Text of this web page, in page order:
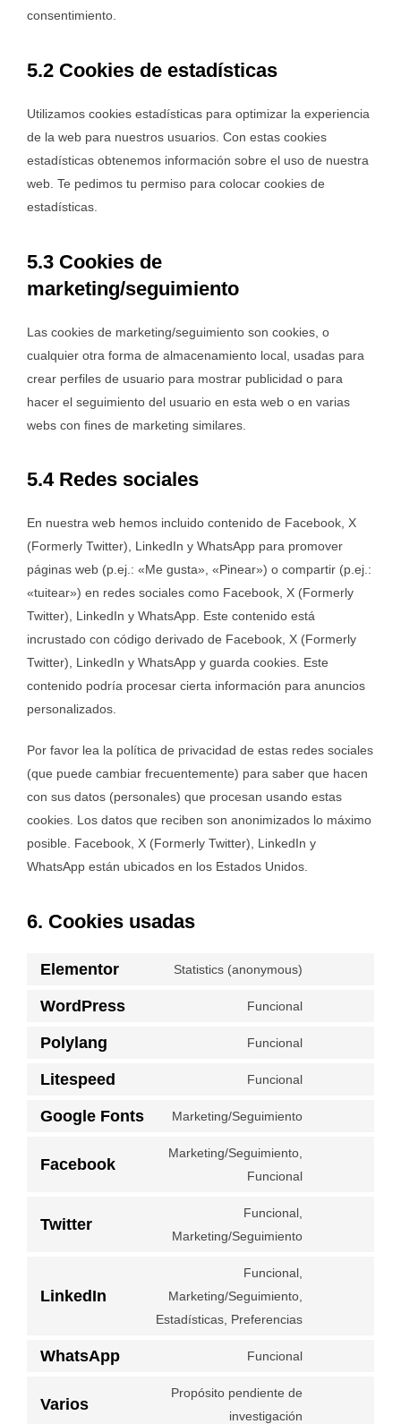
consentimiento.
5.2 Cookies de estadísticas
Utilizamos cookies estadísticas para optimizar la experiencia
de la web para nuestros usuarios. Con estas cookies
estadísticas obtenemos información sobre el uso de nuestra
web. Te pedimos tu permiso para colocar cookies de
estadísticas.
5.3 Cookies de
marketing/seguimiento
Las cookies de marketing/seguimiento son cookies, o
cualquier otra forma de almacenamiento local, usadas para
crear perfiles de usuario para mostrar publicidad o para
hacer el seguimiento del usuario en esta web o en varias
webs con fines de marketing similares.
5.4 Redes sociales
En nuestra web hemos incluido contenido de Facebook, X
(Formerly Twitter), LinkedIn y WhatsApp para promover
páginas web (p.ej.: «Me gusta», «Pinear») o compartir (p.ej.:
«tuitear») en redes sociales como Facebook, X (Formerly
Twitter), LinkedIn y WhatsApp. Este contenido está
incrustado con código derivado de Facebook, X (Formerly
Twitter), LinkedIn y WhatsApp y guarda cookies. Este
contenido podría procesar cierta información para anuncios
personalizados.
Por favor lea la política de privacidad de estas redes sociales
(que puede cambiar frecuentemente) para saber que hacen
con sus datos (personales) que procesan usando estas
cookies. Los datos que reciben son anonimizados lo máximo
posible. Facebook, X (Formerly Twitter), LinkedIn y
WhatsApp están ubicados en los Estados Unidos.
6. Cookies usadas
Elementor Statistics (anonymous)
WordPress Funcional
Polylang Funcional
Litespeed Funcional
Google Fonts Marketing/Seguimiento
Facebook
Marketing/Seguimiento,
Funcional
Twitter
Funcional,
Marketing/Seguimiento
LinkedIn
Funcional,
Marketing/Seguimiento,
Estadísticas, Preferencias
WhatsApp Funcional
Varios
Propósito pendiente de
investigación